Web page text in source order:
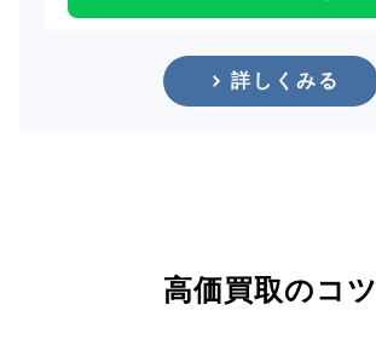
詳しくみる
高価買取のコツ